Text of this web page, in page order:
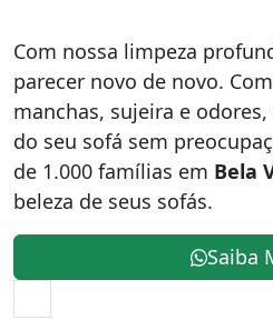
Com nossa limpeza
parecer novo de novo.
manchas, sujeira e
do seu sofá sem
de 1.000 famílias em Bela
beleza de seus sofás.
Saiba